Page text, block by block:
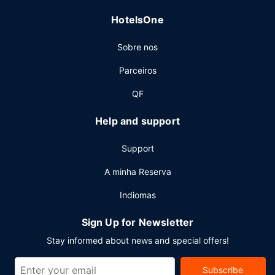
bagagem. Há estacionamento grátis no local.
HotelsOne
Sobre nos
Parceiros
QF
Help and support
Support
A minha Reserva
Indiomas
Sign Up for Newsletter
Stay informed about news and special offers!
Subscribe